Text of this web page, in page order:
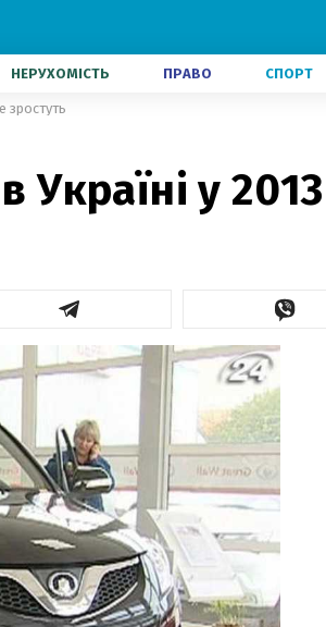
НЕРУХОМІСТЬ ПРАВО СПОРТ
зростуть
Україні у 2013